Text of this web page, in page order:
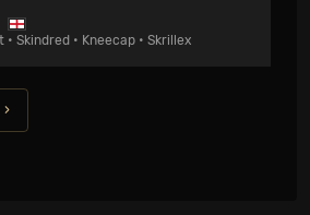
Skindred • Kneecap • Skrillex